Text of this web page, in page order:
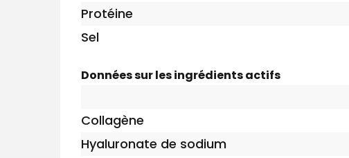
Protéine
Sel
Données sur les ingrédients actifs
Collagène
Hyaluronate de sodium